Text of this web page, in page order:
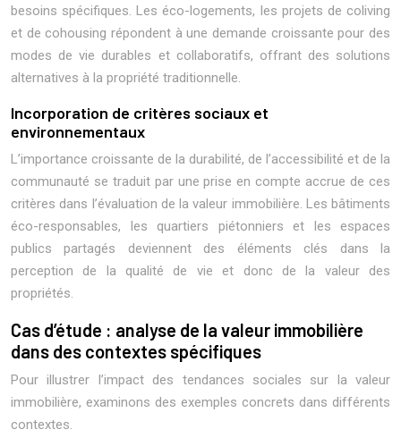
besoins spécifiques. Les éco-logements, les projets de coliving
et de cohousing répondent à une demande croissante pour des
modes de vie durables et collaboratifs, offrant des solutions
alternatives à la propriété traditionnelle.
Incorporation de critères sociaux et
environnementaux
L’importance croissante de la durabilité, de l’accessibilité et de la
communauté se traduit par une prise en compte accrue de ces
critères dans l’évaluation de la valeur immobilière. Les bâtiments
éco-responsables, les quartiers piétonniers et les espaces
publics partagés deviennent des éléments clés dans la
perception de la qualité de vie et donc de la valeur des
propriétés.
Cas d’étude : analyse de la valeur immobilière
dans des contextes spécifiques
Pour illustrer l’impact des tendances sociales sur la valeur
immobilière, examinons des exemples concrets dans différents
contextes.